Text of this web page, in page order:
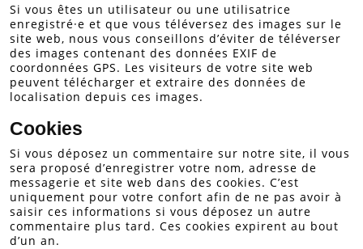
Si vous êtes un utilisateur ou une utilisatrice
enregistré·e et que vous téléversez des images sur le
site web, nous vous conseillons d’éviter de téléverser
des images contenant des données EXIF de
coordonnées GPS. Les visiteurs de votre site web
peuvent télécharger et extraire des données de
localisation depuis ces images.
Cookies
Si vous déposez un commentaire sur notre site, il vous
sera proposé d’enregistrer votre nom, adresse de
messagerie et site web dans des cookies. C’est
uniquement pour votre confort afin de ne pas avoir à
saisir ces informations si vous déposez un autre
commentaire plus tard. Ces cookies expirent au bout
d’un an.